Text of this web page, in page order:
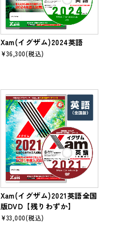
Xam(イグザム)2024英語
¥36,300(税込)
Xam(イグザム)2021英語全国
版DVD【残りわずか】
¥33,000(税込)